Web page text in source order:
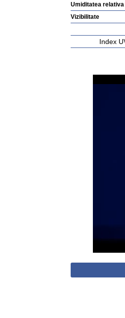
Umiditatea relativa
Vizibilitate
Index